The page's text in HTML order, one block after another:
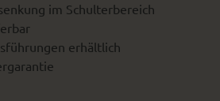
im Schulterbereich
erhältlich